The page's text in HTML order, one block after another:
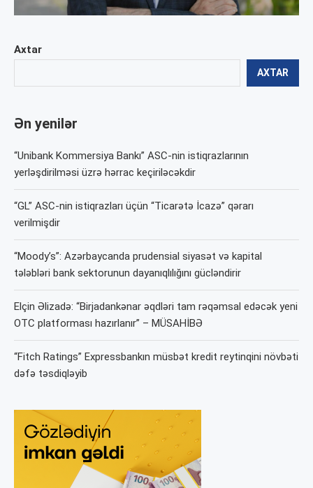
Axtar
AXTAR
Ən yenilər
“Unibank Kommersiya Bankı” ASC-nin istiqrazlarının
yerləşdirilməsi üzrə hərrac keçiriləcəkdir
“GL” ASC-nin istiqrazları üçün “Ticarətə İcazə” qərarı
verilmişdir
“Moody’s”: Azərbaycanda prudensial siyasət və kapital
tələbləri bank sektorunun dayanıqlılığını gücləndirir
Elçin Əlizadə: “Birjadankənar əqdləri tam rəqəmsal edəcək yeni
OTC platforması hazırlanır” – MÜSAHİBƏ
“Fitch Ratings” Expressbankın müsbət kredit reytinqini növbəti
dəfə təsdiqləyib